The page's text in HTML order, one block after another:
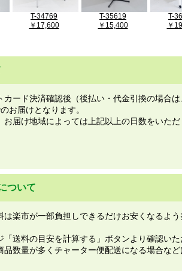
T-34769
￥17,600
T-35619
￥15,400
T-
￥
カード決済確認後（後払い・代金引換の場合
お届けとなります。
お届け地域によっては上記以上の日数をいた
ついて
は楽市が一部負担しできるだけお安くなるよ
「送料の目安を計算する」ボタンより確認い
品数量が多くチャーター便配送になる場合な